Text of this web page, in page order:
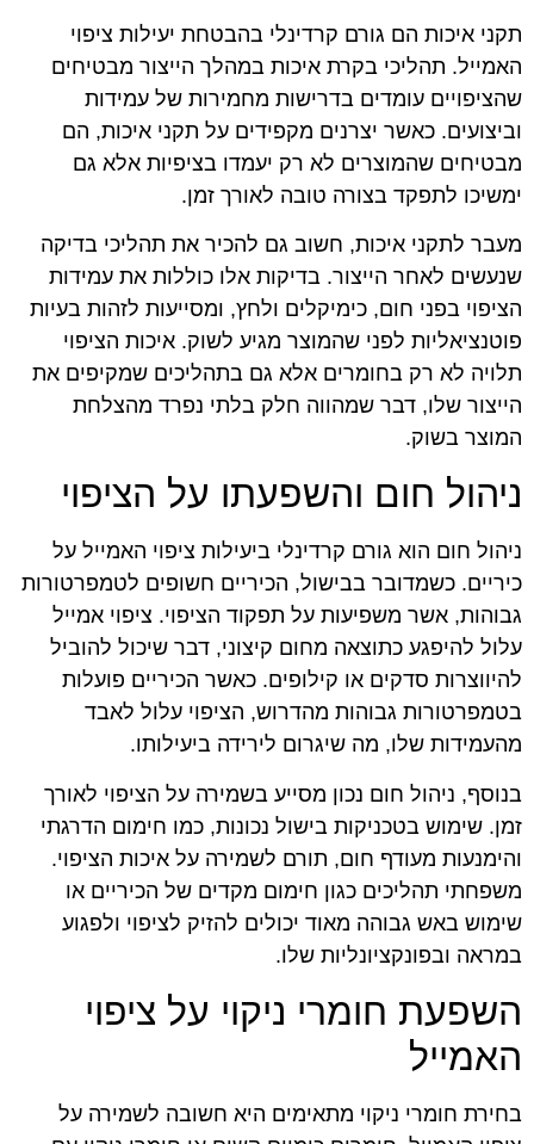
תקני איכות הם גורם קרדינלי בהבטחת יעילות ציפוי
האמייל. תהליכי בקרת איכות במהלך הייצור מבטיחים
שהציפויים עומדים בדרישות מחמירות של עמידות
וביצועים. כאשר יצרנים מקפידים על תקני איכות, הם
מבטיחים שהמוצרים לא רק יעמדו בציפיות אלא גם
ימשיכו לתפקד בצורה טובה לאורך זמן.
מעבר לתקני איכות, חשוב גם להכיר את תהליכי בדיקה
שנעשים לאחר הייצור. בדיקות אלו כוללות את עמידות
הציפוי בפני חום, כימיקלים ולחץ, ומסייעות לזהות בעיות
פוטנציאליות לפני שהמוצר מגיע לשוק. איכות הציפוי
תלויה לא רק בחומרים אלא גם בתהליכים שמקיפים את
הייצור שלו, דבר שמהווה חלק בלתי נפרד מהצלחת
המוצר בשוק.
ניהול חום והשפעתו על הציפוי
ניהול חום הוא גורם קרדינלי ביעילות ציפוי האמייל על
כיריים. כשמדובר בבישול, הכיריים חשופים לטמפרטורות
גבוהות, אשר משפיעות על תפקוד הציפוי. ציפוי אמייל
עלול להיפגע כתוצאה מחום קיצוני, דבר שיכול להוביל
להיווצרות סדקים או קילופים. כאשר הכיריים פועלות
בטמפרטורות גבוהות מהדרוש, הציפוי עלול לאבד
מהעמידות שלו, מה שיגרום לירידה ביעילותו.
בנוסף, ניהול חום נכון מסייע בשמירה על הציפוי לאורך
זמן. שימוש בטכניקות בישול נכונות, כמו חימום הדרגתי
והימנעות מעודף חום, תורם לשמירה על איכות הציפוי.
משפחתי תהליכים כגון חימום מקדים של הכיריים או
שימוש באש גבוהה מאוד יכולים להזיק לציפוי ולפגוע
במראה ובפונקציונליות שלו.
השפעת חומרי ניקוי על ציפוי
האמייל
בחירת חומרי ניקוי מתאימים היא חשובה לשמירה על